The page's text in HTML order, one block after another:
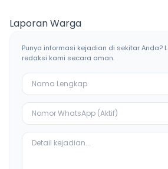
Laporan Warga
Punya informasi kejadian di sekitar Anda?
redaksi kami secara aman.